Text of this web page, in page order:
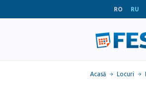
RO RU
Acasă Locuri